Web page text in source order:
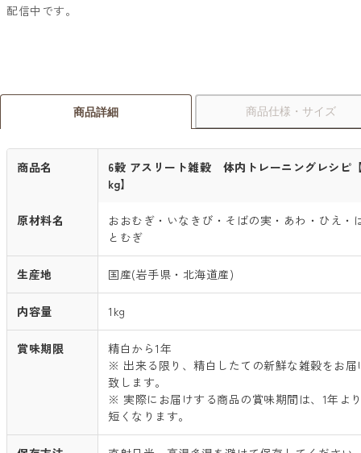
配信中です。
商品詳細 商品仕様・サイズ
商品名
6穀 アスリート雑穀 体内トレーニングレシピ
kg】
原材料名
おおむぎ・いなきび・そばの実・あわ・ひえ・
とむぎ
生産地 国産(岩手県・北海道産)
内容量 1kg
賞味期限
精白から1年
※ 出来る限り、精白したての新鮮な雑穀をお届
致します。
※ 実際にお届けする商品の賞味期間は、1年よ
短くなります。